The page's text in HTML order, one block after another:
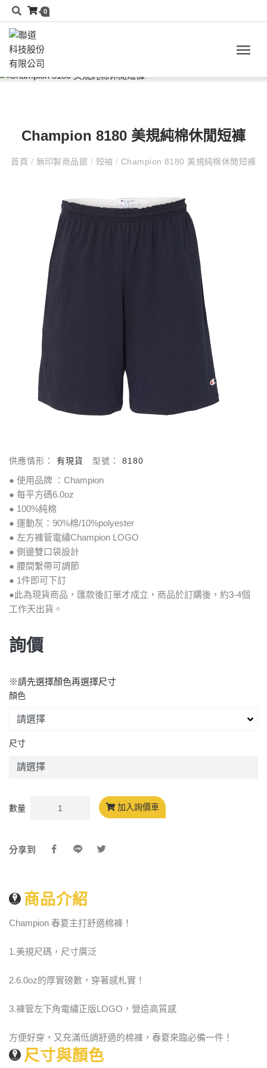
0
Champion 8180 美規純棉休閒短褲
首頁 / 無印製商品館 / 短袖 / Champion 8180 美規純棉休閒短褲
供應情形： 有現貨 型號： 8180
● 使用品牌 ：Champion
● 每平方碼6.0oz
● 100%純棉
● 運動灰：90%棉/10%polyester
● 左方褲管電繡Champion LOGO
● 側邊雙口袋設計
● 腰間繫帶可調節
● 1件即可下訂
●此為現貨商品，匯款後訂單才成立，商品於訂購後，約3-4個
工作天出貨。
詢價
※請先選擇顏色再選擇尺寸
顏色
尺寸
數量 加入詢價車
分享到
商品介紹
Champion 春夏主打舒適棉褲！
1.美規尺碼，尺寸廣泛
2.6.0oz的厚實磅數，穿著感札實！
3.褲管左下角電繡正版LOGO，營造高質感
方便好穿，又充滿低調舒適的棉褲，春夏來臨必備一件！
尺寸與顏色